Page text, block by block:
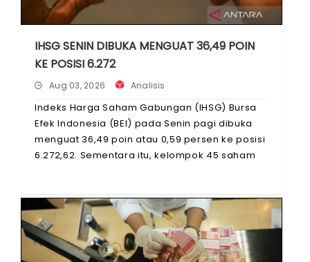
IHSG SENIN DIBUKA MENGUAT 36,49 POIN
KE POSISI 6.272
Aug 03, 2026 Analisis
Indeks Harga Saham Gabungan (IHSG) Bursa
Efek Indonesia (BEI) pada Senin pagi dibuka
menguat 36,49 poin atau 0,59 persen ke posisi
6.272,62. Sementara itu, kelompok 45 saham